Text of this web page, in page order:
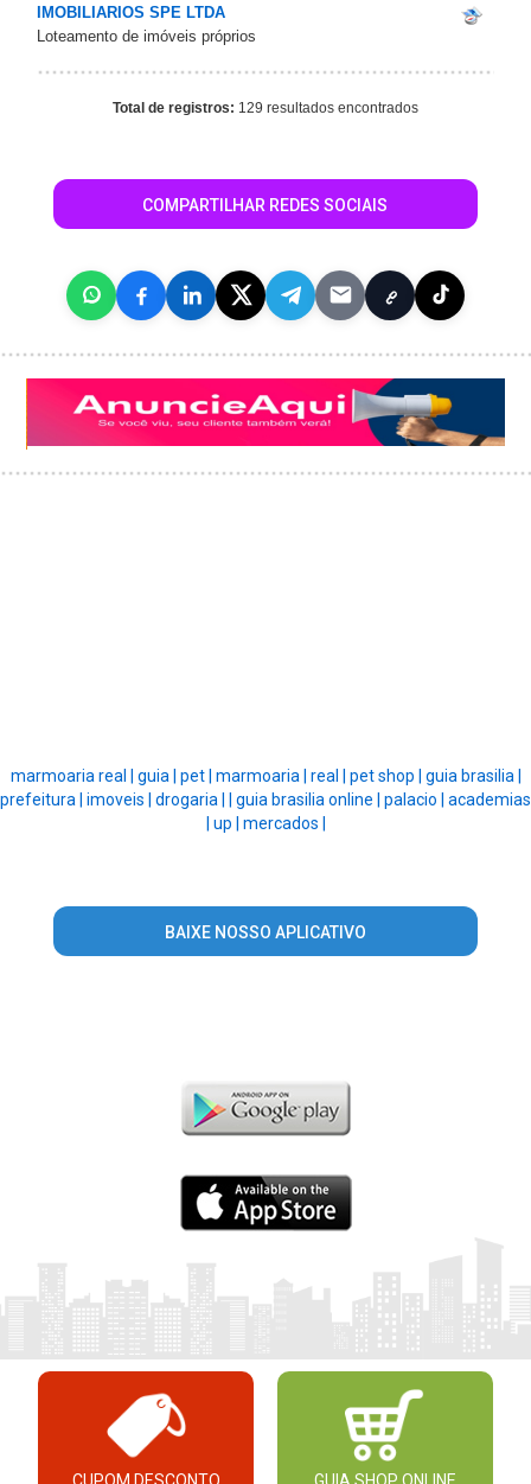
IMOBILIARIOS SPE LTDA
Loteamento de imóveis próprios
Total de registros: 129 resultados encontrados
COMPARTILHAR REDES SOCIAIS
marmoaria real | guia | pet | marmoaria | real | pet shop | guia brasilia |
prefeitura | imoveis | drogaria | guia brasilia online | palacio | academias
up | mercados |
BAIXE NOSSO APLICATIVO